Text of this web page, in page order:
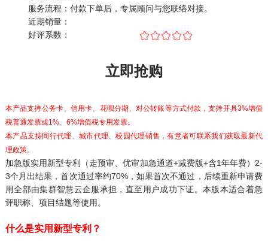
服务流程： 付款下单后，专属顾问与您联络对接。
近期销量：
好评系数：
立即抢购
本产品支持公务卡、信用卡、花呗分期、对公转账等方式付款，支持开具3%增值
税普通发票或1%、6%增值税专用发票。
本产品支持同行代理、城市代理、校园代理销售，有意者可联系我们获取最新代
理政策。
加急版实用新型专利（走预审、优审加急通道+减费版+含1年年费）2-
3个月出结果，首次通过率约70%，如果首次不通过，后续重新申请费
用全部由集群智慧云企服承担，直至用户成功下证。本版本适合着急
评职称、项目结题等使用。
什么是实用新型专利？